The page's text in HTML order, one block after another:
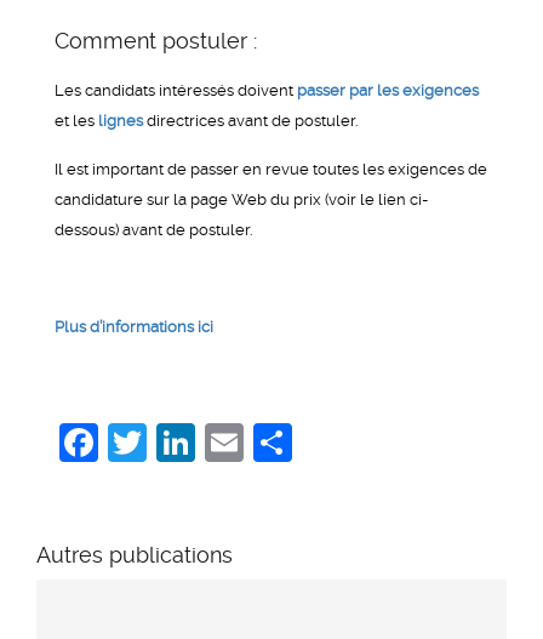
Comment postuler :
Les candidats intéressés doivent passer par les exigences
et les lignesdirectrices avant de postuler.
Il est important de passer en revue toutes les exigences de
candidature sur la page Web du prix (voir le lien ci-
dessous) avant de postuler.
Plus d’informations ici
Facebook
Twitter
LinkedIn
Email
Autres publications